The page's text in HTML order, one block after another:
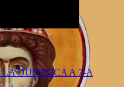
DUMINICA A 7-A